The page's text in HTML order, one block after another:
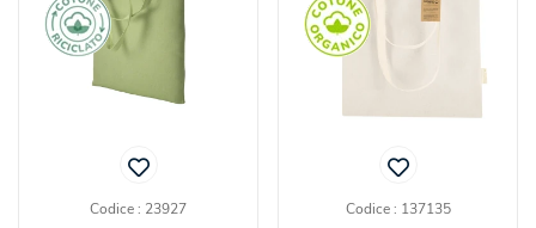
Codice : 23927 Codice : 137135